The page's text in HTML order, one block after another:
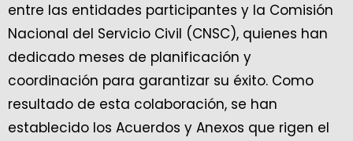
entre las entidades participantes y la Comisión
Nacional del Servicio Civil (CNSC), quienes han
dedicado meses de planificación y
coordinación para garantizar su éxito. Como
resultado de esta colaboración, se han
establecido los Acuerdos y Anexos que rigen el